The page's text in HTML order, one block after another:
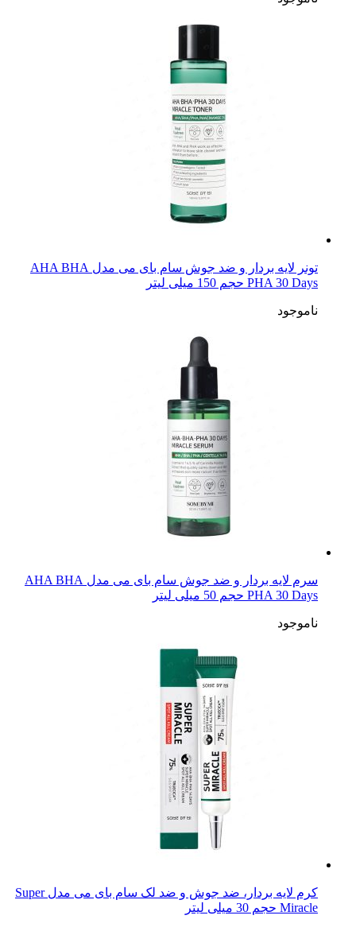
تونر لایه بردار و ضد جوش سام بای می مدل AHA BHA
PHA 30 Days حجم 150 میلی لیتر
ناموجود
سرم لایه بردار و ضد جوش سام بای می مدل AHA BHA
PHA 30 Days حجم 50 میلی لیتر
ناموجود
کرم لایه بردار، ضد جوش و ضد لک سام بای می مدل Super
Miracle حجم 30 میلی لیتر